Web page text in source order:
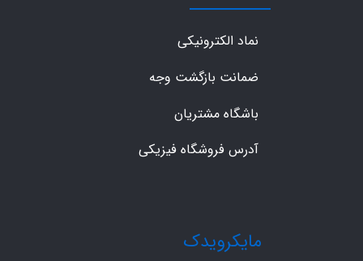
​مایکرویدک
نماد الکترونیکی
ضمانت بازگشت وجه
باشگاه مشتریان
آدرس فروشگاه فیزیکی